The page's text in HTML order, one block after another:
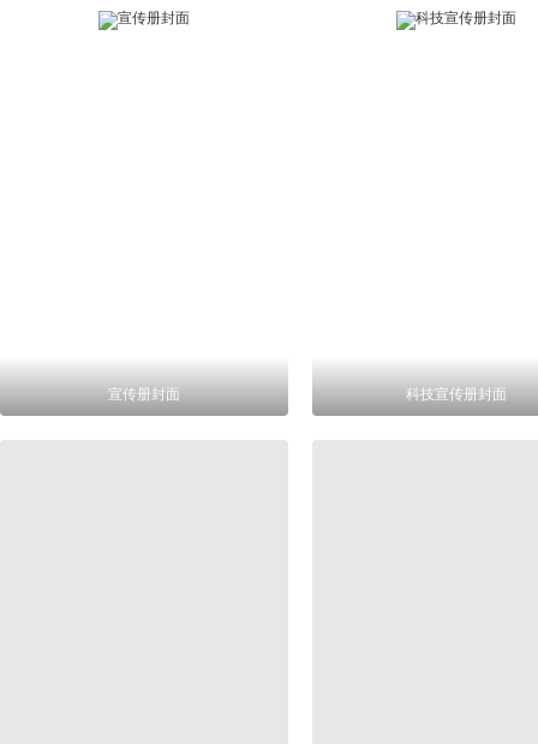
宣传册封面 科技宣传册封面